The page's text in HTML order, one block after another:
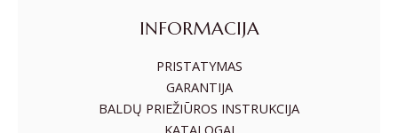
INFORMACIJA
PRISTATYMAS
GARANTIJA
BALDŲ PRIEŽIŪROS INSTRUKCIJA